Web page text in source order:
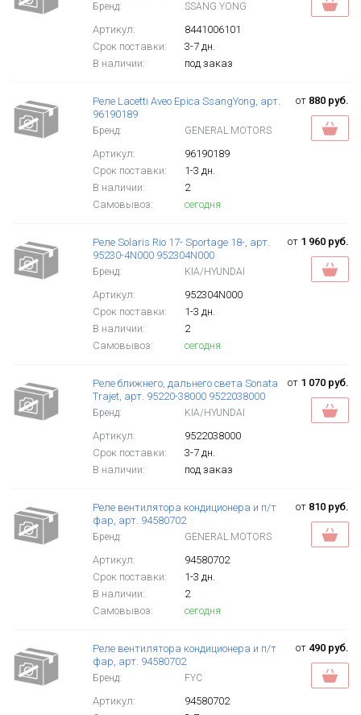
Бренд: SSANG YONG
Артикул:
8441006101
Срок поставки:
3-7 дн.
В наличии:
под заказ
Реле Lacetti Aveo Epica SsangYong, арт.
96190189
Бренд: GENERAL MOTORS
Артикул:
96190189
Срок поставки:
1-3 дн.
В наличии:
2
Самовывоз:
сегодня
от 880 руб.
Реле Solaris Rio 17- Sportage 18-, арт.
95230-4N000 952304N000
Бренд: KIA/HYUNDAI
Артикул:
952304N000
Срок поставки:
1-3 дн.
В наличии:
2
Самовывоз:
сегодня
от 1 960 руб.
Реле ближнего, дальнего света Sonata
Trajet, арт. 95220-38000 9522038000
Бренд: KIA/HYUNDAI
Артикул:
9522038000
Срок поставки:
3-7 дн.
В наличии:
под заказ
от 1 070 руб.
Реле вентилятора кондиционера и п/т
фар, арт. 94580702
Бренд: GENERAL MOTORS
Артикул:
94580702
Срок поставки:
1-3 дн.
В наличии:
2
Самовывоз:
сегодня
от 810 руб.
Реле вентилятора кондиционера и п/т
фар, арт. 94580702
Бренд: FYC
Артикул:
94580702
от 490 руб.